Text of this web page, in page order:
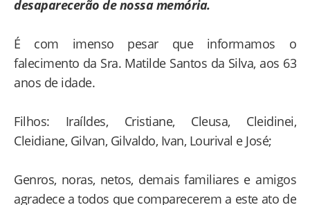
desaparecerão de nossa memória.
É com imenso pesar que informamos o
falecimento da Sra. Matilde Santos da Silva, aos 63
anos de idade.
Filhos: Iraíldes, Cristiane, Cleusa, Cleidinei,
Cleidiane, Gilvan, Gilvaldo, Ivan, Lourival e José;
Genros, noras, netos, demais familiares e amigos
agradece a todos que comparecerem a este ato de